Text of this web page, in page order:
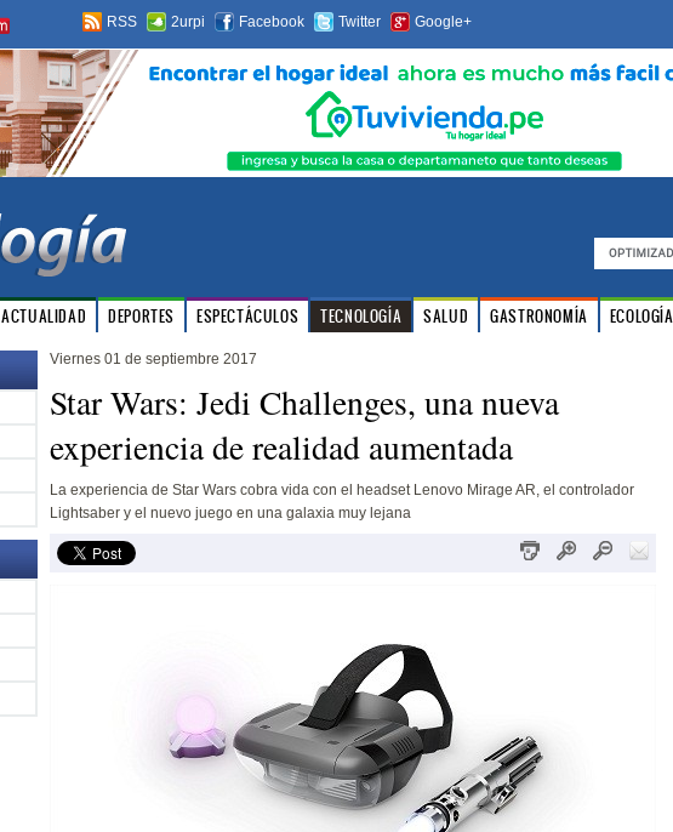
RSS 2urpi Facebook Twitter Google+
ACTUALIDAD DEPORTES ESPECTÁCULOS TECNOLOGÍA SALUD GASTRONOMÍA ECOLOGÍA
Viernes 01 de septiembre 2017
Star Wars: Jedi Challenges, una nueva
experiencia de realidad aumentada
La experiencia de Star Wars cobra vida con el headset Lenovo Mirage AR, el controlador
Lightsaber y el nuevo juego en una galaxia muy lejana